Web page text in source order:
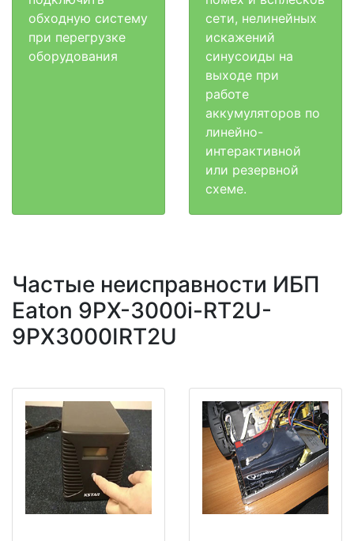
обходную систему
при перегрузке
оборудования
сети, нелинейных
искажений
синусоиды на
выходе при
работе
аккумуляторов по
линейно-
интерактивной
или резервной
схеме.
Частые неисправности ИБП
Eaton 9PX-3000i-RT2U-
9PX3000IRT2U